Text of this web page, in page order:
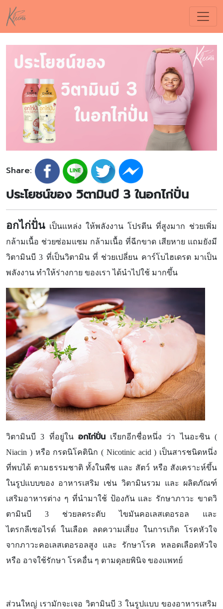
Share:
ประโยชน์ของ วิตามินบี 3 ในอกไก่ปั่น
อกไก่ปั่น เป็นแหล่ง ให้พลังงาน โปรตีน ที่สูงมาก ช่วยเพิ่ม
กล้ามเนื้อ ช่วยซ่อมแซม กล้ามเนื้อ ที่ฉีกขาด เสียหาย แถมยังมี
วิตามินบี 3 ที่เป็นวิตามิน ที่ ช่วยเปลี่ยน คาร์โบไฮเดรต มาเป็น
พลังงาน ทำให้ร่างกาย ของเรา ได้นำไปใช้ มากขึ้น
วิตามินบี 3 ที่อยู่ใน อกไก่ปั่นเรียกอีกชื่อหนึ่ง ว่า ไนอะซิน (
Niacin ) หรือ กรดนิโคตินิก ( Nicotinic acid ) เป็นสารชนิดหนึ่ง
ที่พบได้ ตามธรรมชาติ ทั้งในพืช และ สัตว์ หรือ สังเคราะห์ขึ้น
ในรูปแบบของ อาหารเสริม เช่น วิตามินรวม และ ผลิตภัณฑ์
เสริมอาหารต่าง ๆ ที่นำมาใช้ ป้องกัน และ รักษาภาวะ ขาดวิ
ตามินบี 3 ช่วยลดระดับ ไขมันคอเลสเตอรอล และ
ไตรกลีเซอไรด์ ในเลือด ลดความเสี่ยง ในการเกิด โรคหัวใจ
จากภาวะคอเลสเตอรอลสูง และ รักษาโรค หลอดเลือดหัวใจ
หรือ อาจใช้รักษา โรคอื่น ๆ ตามดุลยพินิจ ของแพทย์
ส่วนใหญ่ เรามักจะเจอ วิตามินบี 3 ในรูปแบบ ของอาหารเสริม